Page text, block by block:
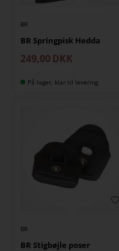
BR
BR Springpisk Hedda
249,00 DKK
På lager, klar til levering
BR
BR Stigbøjle poser